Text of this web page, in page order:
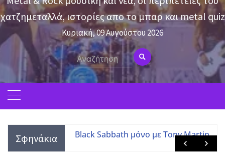
χατζημεταλλά, ιστορίες απο το μπαρ και metal quiz
Κυριακή, 09 Αυγούστου 2026
Search
for:
Σφηνάκια
με τις
μελών
Black Sabbath μόνο με Tony Martin